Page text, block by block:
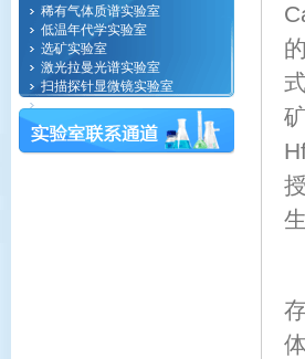
稀有气体质谱实验室
低温年代学实验室
选矿实验室
激光拉曼光谱实验室
扫描探针显微镜实验室
纳米地球化学实验室
计算地球物理实验室